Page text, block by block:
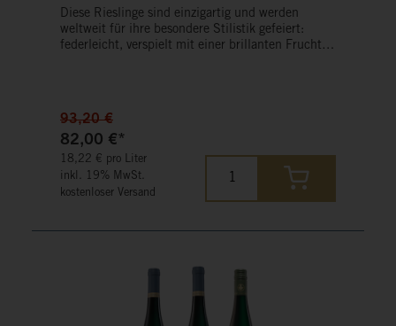
Diese Rieslinge sind einzigartig und werden
weltweit für ihre besondere Stilistik gefeiert:
federleicht, verspielt mit einer brillanten Frucht.
93,20 €
82,00 €*
18,22 € pro Liter
inkl. 19% MwSt.
kostenloser Versand